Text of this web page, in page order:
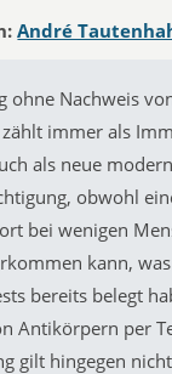
André
ohne Nachweis
immer als
als neue
obwohl
bei wenigen
kann,
bereits belegt
Antikörpern per
gilt hingegen